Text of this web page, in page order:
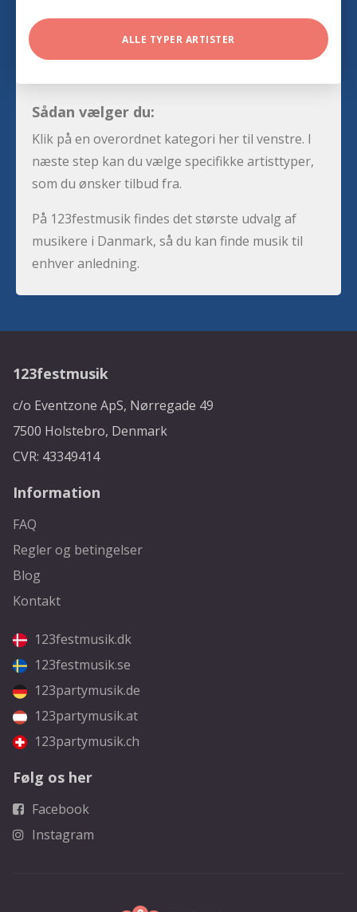
ALLE TYPER ARTISTER
Sådan vælger du:
Klik på en overordnet kategori her til venstre. I
næste step kan du vælge specifikke artisttyper,
som du ønsker tilbud fra.
På 123festmusik findes det største udvalg af
musikere i Danmark, så du kan finde musik til
enhver anledning.
123festmusik
c/o Eventzone ApS, Nørregade 49
7500 Holstebro, Denmark
CVR: 43349414
Information
FAQ
Regler og betingelser
Blog
Kontakt
123festmusik.dk
123festmusik.se
123partymusik.de
123partymusik.at
123partymusik.ch
Følg os her
Facebook
Instagram